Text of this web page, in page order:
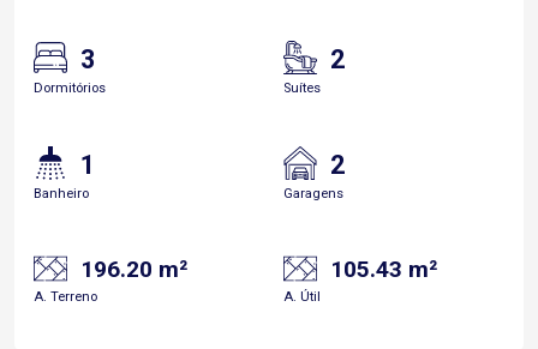
3
Dormitórios
2
Suítes
1
Banheiro
2
Garagens
196.20 m²
A. Terreno
105.43 m²
A. Útil